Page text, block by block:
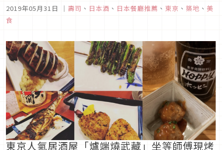
丹蝦、鮑魚等72種海鮮，喜愛海鮮的朋友們這簡直是夢幻菜單一
次滿足多種願望，而且還沒有時間限制，是不是超級迷人。另外
2019年05月31日 ｜ 壽司 、 日本酒 、 日本餐廳推薦 、 東京 、 築地 、 美
食
東京人氣居酒屋「爐端燒武藏」坐等師傅現烤